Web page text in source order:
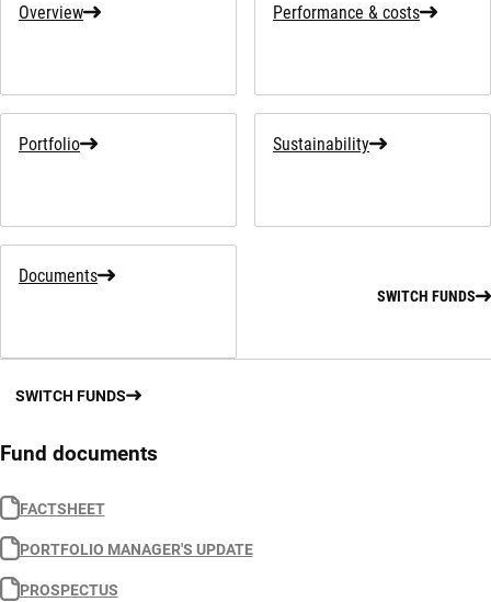
Overview Performance & costs
Portfolio Sustainability
Documents
SWITCH FUNDS
SWITCH FUNDS
Fund documents
FACTSHEET
PORTFOLIO MANAGER'S UPDATE
PROSPECTUS